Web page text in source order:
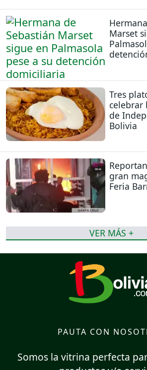
Marset
Tres
celebrar
de
Bolivia
gran
Feria
VER MÁS +
PAUTA CON
Somos la vitrina perfecta